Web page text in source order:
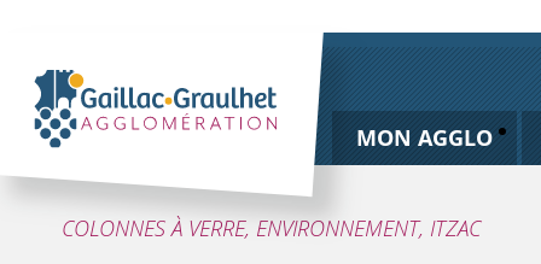
MON AGGLO
COLONNES À VERRE, ENVIRONNEMENT, ITZAC